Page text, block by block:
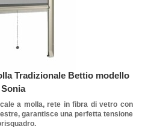
Tradizionale Bettio modello
Sonia
a molla, rete in fibra di vetro con
garantisce una perfetta tensione